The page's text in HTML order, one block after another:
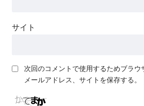
サイト
次回のコメントで使用するためブラウ
メールアドレス、サイトを保存する。